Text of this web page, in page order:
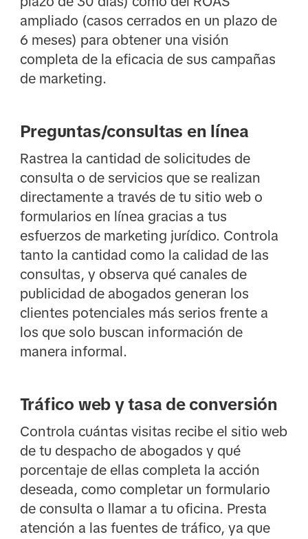
ampliado (casos cerrados en un plazo de
6 meses) para obtener una visión
completa de la eficacia de sus campañas
de marketing.
Preguntas/consultas en línea
Rastrea la cantidad de solicitudes de
consulta o de servicios que se realizan
directamente a través de tu sitio web o
formularios en línea gracias a tus
esfuerzos de marketing jurídico. Controla
tanto la cantidad como la calidad de las
consultas, y observa qué canales de
publicidad de abogados generan los
clientes potenciales más serios frente a
los que solo buscan información de
manera informal.
Tráfico web y tasa de conversión
Controla cuántas visitas recibe el sitio web
de tu despacho de abogados y qué
porcentaje de ellas completa la acción
deseada, como completar un formulario
de consulta o llamar a tu oficina. Presta
atención a las fuentes de tráfico, ya que